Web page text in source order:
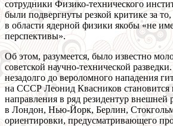
сотрудники Физико-технического
были подвергнуты резкой критике за
в области ядерной физики якобы «не
перспективы».
Об этом, разумеется, было известно
советской научно-технической
незадолго до вероломного нападения
на СССР Леонид Квасников становится
направления в ряд резидентур внешней
в Лондон, Нью-Йорк, Берлин,
ориентировки, предусматривающего